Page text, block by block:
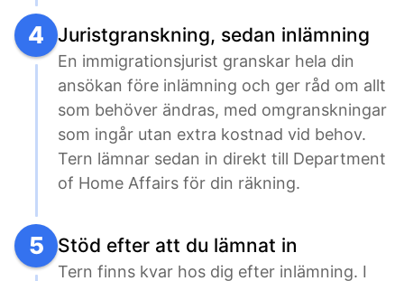
4 Juristgranskning, sedan inlämning
En immigrationsjurist granskar hela din
ansökan före inlämning och ger råd om allt
som behöver ändras, med omgranskningar
som ingår utan extra kostnad vid behov.
Tern lämnar sedan in direkt till Department
of Home Affairs för din räkning.
5 Stöd efter att du lämnat in
Tern finns kvar hos dig efter inlämning. I